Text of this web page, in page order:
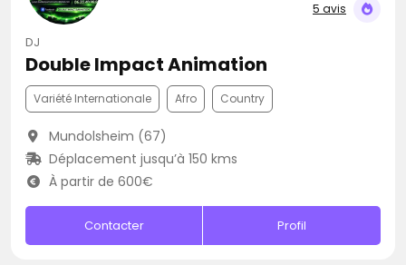
5 avis
DJ
Double Impact Animation
Variété Internationale Afro Country
Mundolsheim (67)
Déplacement jusqu’à 150 kms
À partir de 600€
Contacter Profil